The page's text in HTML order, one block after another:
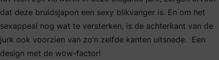
dat deze bruidsjapon een sexy blikvanger is. En om het
sexappeal nog wat te versterken, is de achterkant van de
jurk ook voorzien van zo’n zelfde kanten uitsnede. Een
design met de wow-factor!